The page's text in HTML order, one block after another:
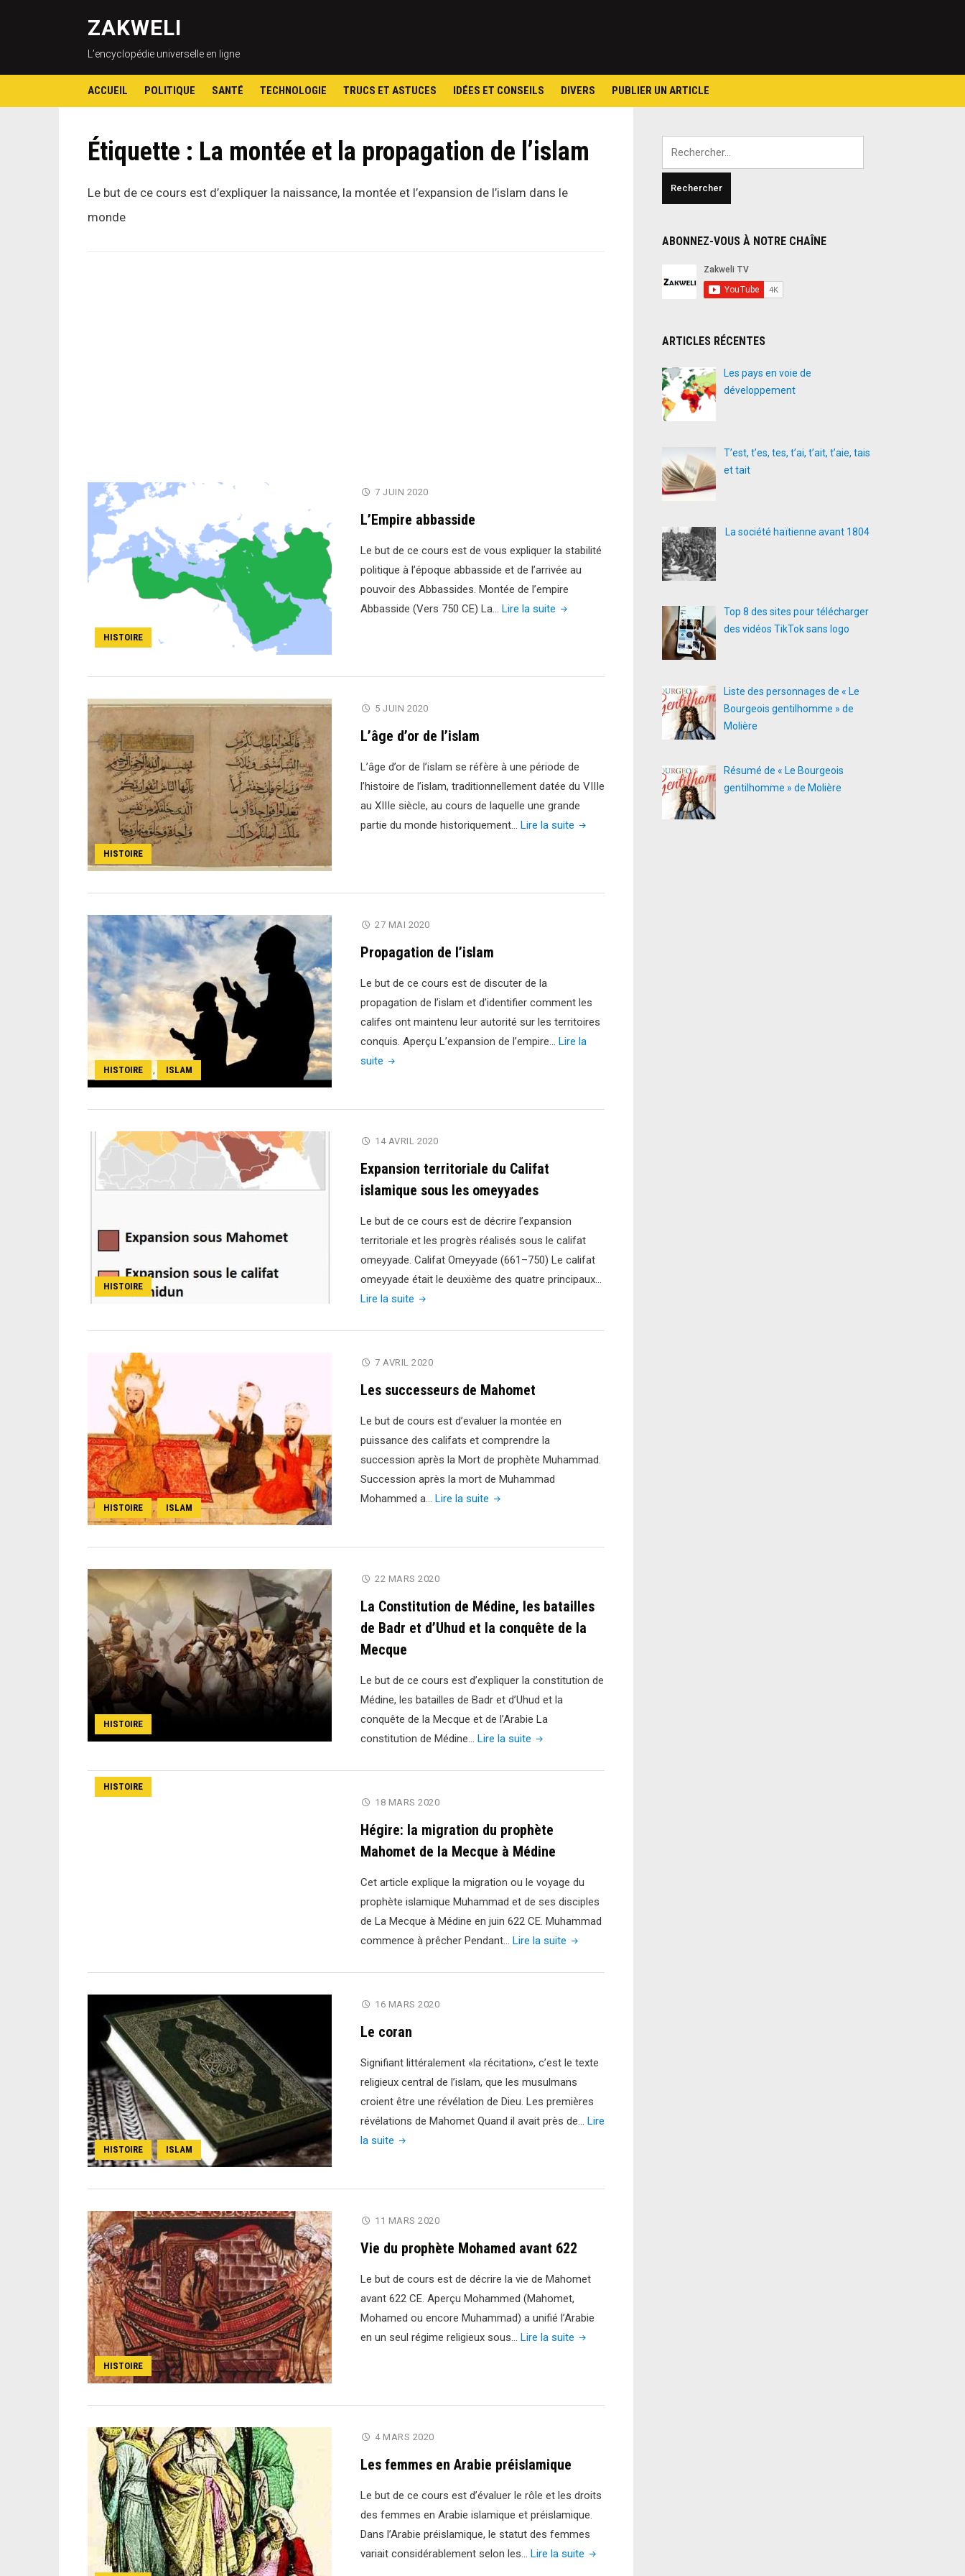
ZAKWELI
L’encyclopédie universelle en ligne
ACCUEIL POLITIQUE SANTÉ TECHNOLOGIE TRUCS ET ASTUCES IDÉES ET CONSEILS DIVERS PUBLIER UN ARTICLE
Étiquette : La montée et la propagation de l’islam
Le but de ce cours est d’expliquer la naissance, la montée et l’expansion de l’islam dans le
monde
HISTOIRE
7 JUIN 2020
L’Empire abbasside
Le but de ce cours est de vous expliquer la stabilité
politique à l’époque abbasside et de l’arrivée au
pouvoir des Abbassides. Montée de l’empire
Abbasside (Vers 750 CE) La… Lire la suite "L’Empire
HISTOIRE
5 JUIN 2020
L’âge d’or de l’islam
L’âge d’or de l’islam se réfère à une période de
l’histoire de l’islam, traditionnellement datée du VIIIe
au XIIIe siècle, au cours de laquelle une grande
partie du monde historiquement… Lire la suite "L’âge
HISTOIRE , ISLAM
27 MAI 2020
Propagation de l’islam
Le but de ce cours est de discuter de la
propagation de l’islam et d’identifier comment les
califes ont maintenu leur autorité sur les territoires
conquis. Aperçu L’expansion de l’empire… Lire la
suite "Propagation
HISTOIRE
14 AVRIL 2020
Expansion territoriale du Califat
islamique sous les omeyyades
Le but de ce cours est de décrire l’expansion
territoriale et les progrès réalisés sous le califat
omeyyade. Califat Omeyyade (661–750) Le califat
omeyyade était le deuxième des quatre principaux…
Lire la suite "Expansion
Califat
sous
omeyyades"
HISTOIRE , ISLAM
7 AVRIL 2020
Les successeurs de Mahomet
Le but de cours est d’evaluer la montée en
puissance des califats et comprendre la
succession après la Mort de prophète Muhammad.
Succession après la mort de Muhammad
Mohammed a… Lire la suite "Les
HISTOIRE
22 MARS 2020
La Constitution de Médine, les batailles
de Badr et d’Uhud et la conquête de la
Mecque
Le but de ce cours est d’expliquer la constitution de
Médine, les batailles de Badr et d’Uhud et la
conquête de la Mecque et de l’Arabie La
constitution de Médine… Lire la suite "La
batailles
de
conquête
HISTOIRE
18 MARS 2020
Hégire: la migration du prophète
Mahomet de la Mecque à Médine
Cet article explique la migration ou le voyage du
prophète islamique Muhammad et de ses disciples
de La Mecque à Médine en juin 622 CE. Muhammad
commence à prêcher Pendant… Lire la suite "Hégire:
de
Mecque
à
HISTOIRE , ISLAM
16 MARS 2020
Le coran
Signifiant littéralement «la récitation», c’est le texte
religieux central de l’islam, que les musulmans
croient être une révélation de Dieu. Les premières
révélations de Mahomet Quand il avait près de… Lire
la suite "Le
HISTOIRE
11 MARS 2020
Vie du prophète Mohamed avant 622
Le but de cours est de décrire la vie de Mahomet
avant 622 CE. Aperçu Mohammed (Mahomet,
Mohamed ou encore Muhammad) a unifié l’Arabie
en un seul régime religieux sous… Lire la suite "Vie
4 MARS 2020
Les femmes en Arabie préislamique
Le but de ce cours est d’évaluer le rôle et les droits
des femmes en Arabie islamique et préislamique.
Dans l’Arabie préislamique, le statut des femmes
variait considérablement selon les… Lire la suite "Les
ABONNEZ-VOUS À NOTRE CHAÎNE
ARTICLES RÉCENTES
Les pays en voie de
développement
T’est, t’es, tes, t’ai, t’ait, t’aie, tais
et tait
La société haïtienne avant 1804
Top 8 des sites pour télécharger
des vidéos TikTok sans logo
Liste des personnages de « Le
Bourgeois gentilhomme » de
Molière
Résumé de « Le Bourgeois
gentilhomme » de Molière